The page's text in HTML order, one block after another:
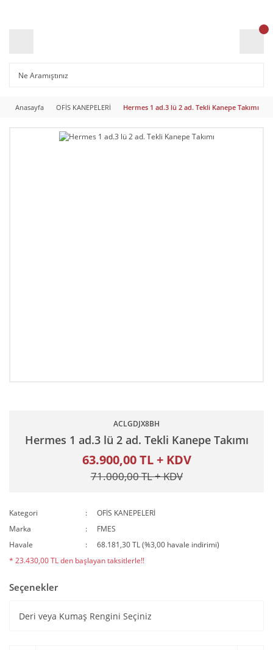
Anasayfa OFİS KANEPELERİ Hermes 1 ad.3 lü 2 ad. Tekli Kanepe Takımı
ACLGDJX8BH
Hermes 1 ad.3 lü 2 ad. Tekli Kanepe Takımı
63.900,00 TL + KDV
71.000,00 TL + KDV
Kategori
OFİS KANEPELERİ
Marka
FMES
Havale
68.181,30 TL (%3,00 havale indirimi)
* 23.430,00 TL den başlayan taksitlerle!!
Seçenekler